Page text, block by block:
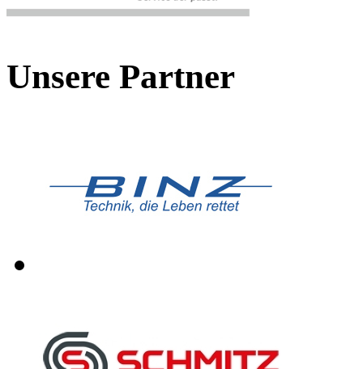
Unsere Partner